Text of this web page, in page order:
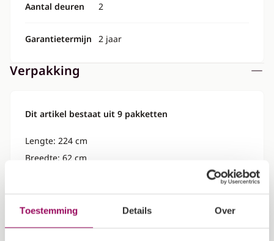
Toestemming Details Over
Aantal deuren 2
Garantietermijn 2 jaar
Verpakking
Dit artikel bestaat uit 9 pakketten
Lengte: 224 cm
Breedte: 62 cm
Lengte: 209 cm